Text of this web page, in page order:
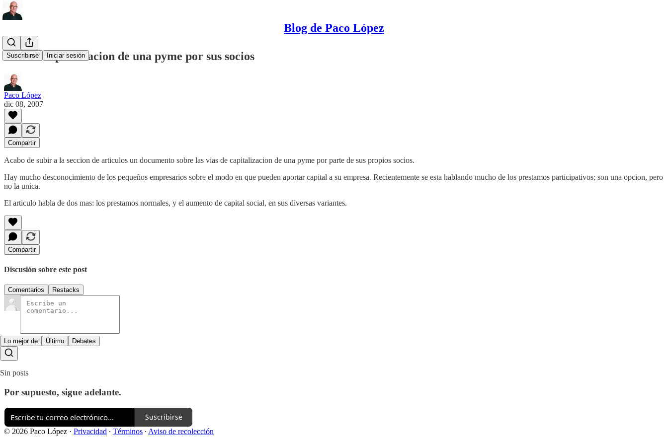
Blog de Paco López
Suscribirse Iniciar sesión
Vias de capitalizacion de una pyme por sus socios
Paco López
dic 08, 2007
Compartir
Acabo de subir a la seccion de articulos un documento sobre las vias de capitalizacion de una pyme por parte de sus propios socios.
Hay mucho desconocimiento de los pequeños empresarios sobre el modo en que pueden aportar capital a su empresa. Recientemente se esta hablando mucho de los prestamos participativos; son una opcion, pero
no la unica.
El articulo habla de dos mas: los prestamos normales, y el aumento de capital social, en sus diversas variantes.
Compartir
Discusión sobre este post
Comentarios Restacks
Lo mejor de Último Debates
Sin posts
Por supuesto, sigue adelante.
Suscribirse
© 2026 Paco López · Privacidad ∙ Términos ∙ Aviso de recolección